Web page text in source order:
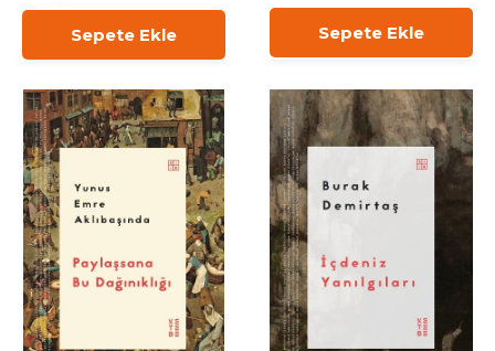
Sepete Ekle Sepete Ekle